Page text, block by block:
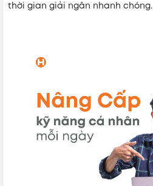
thời gian giải ngân nhanh chóng.